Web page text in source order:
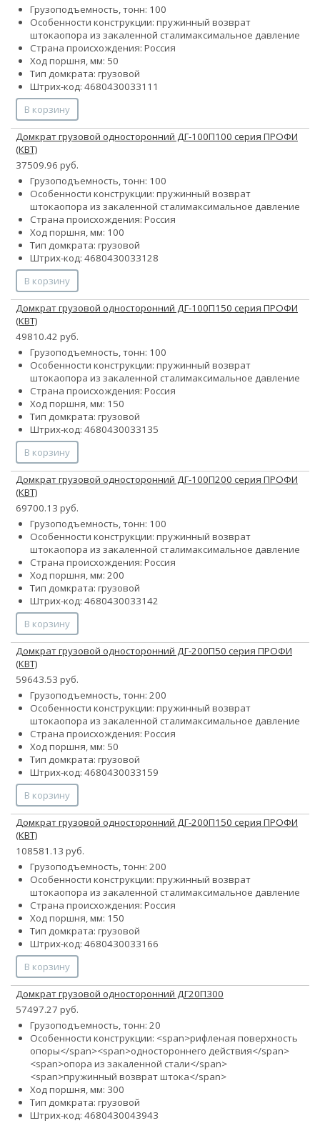
Грузоподъемность, тонн: 100
Особенности конструкции: пружинный возврат
штокаопора из закаленной сталимаксимальное давление
Страна происхождения: Россия
Ход поршня, мм: 50
Тип домкрата: грузовой
Штрих-код: 4680430033111
В корзину
Домкрат грузовой односторонний ДГ-100П100 серия ПРОФИ
(КВТ)
37509.96 руб.
Грузоподъемность, тонн: 100
Особенности конструкции: пружинный возврат
штокаопора из закаленной сталимаксимальное давление
Страна происхождения: Россия
Ход поршня, мм: 100
Тип домкрата: грузовой
Штрих-код: 4680430033128
В корзину
Домкрат грузовой односторонний ДГ-100П150 серия ПРОФИ
(КВТ)
49810.42 руб.
Грузоподъемность, тонн: 100
Особенности конструкции: пружинный возврат
штокаопора из закаленной сталимаксимальное давление
Страна происхождения: Россия
Ход поршня, мм: 150
Тип домкрата: грузовой
Штрих-код: 4680430033135
В корзину
Домкрат грузовой односторонний ДГ-100П200 серия ПРОФИ
(КВТ)
69700.13 руб.
Грузоподъемность, тонн: 100
Особенности конструкции: пружинный возврат
штокаопора из закаленной сталимаксимальное давление
Страна происхождения: Россия
Ход поршня, мм: 200
Тип домкрата: грузовой
Штрих-код: 4680430033142
В корзину
Домкрат грузовой односторонний ДГ-200П50 серия ПРОФИ
(КВТ)
59643.53 руб.
Грузоподъемность, тонн: 200
Особенности конструкции: пружинный возврат
штокаопора из закаленной сталимаксимальное давление
Страна происхождения: Россия
Ход поршня, мм: 50
Тип домкрата: грузовой
Штрих-код: 4680430033159
В корзину
Домкрат грузовой односторонний ДГ-200П150 серия ПРОФИ
(КВТ)
108581.13 руб.
Грузоподъемность, тонн: 200
Особенности конструкции: пружинный возврат
штокаопора из закаленной сталимаксимальное давление
Страна происхождения: Россия
Ход поршня, мм: 150
Тип домкрата: грузовой
Штрих-код: 4680430033166
В корзину
Домкрат грузовой односторонний ДГ20П300
57497.27 руб.
Грузоподъемность, тонн: 20
Особенности конструкции: <span>рифленая поверхность
опоры</span><span>одностороннего действия</span>
<span>опора из закаленной стали</span>
<span>пружинный возврат штока</span>
Ход поршня, мм: 300
Тип домкрата: грузовой
Штрих-код: 4680430043943